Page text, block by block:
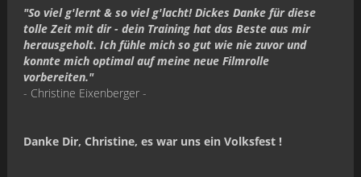
"So viel g'lernt & so viel g'lacht! Dickes Danke für diese
tolle Zeit mit dir - dein Training hat das Beste aus mir
herausgeholt. Ich fühle mich so gut wie nie zuvor und
konnte mich optimal auf meine neue Filmrolle
vorbereiten."
- Christine Eixenberger -
Danke Dir, Christine, es war uns ein Volksfest !